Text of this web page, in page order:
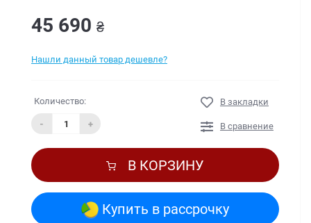
45 690 ₴
Нашли данный товар дешевле?
Количество:
- +
В закладки
В сравнение
В КОРЗИНУ
Купить в рассрочку